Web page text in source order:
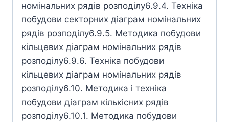
номінальних рядів розподілу6.9.4. Техніка
побудови секторних діаграм номінальних
рядів розподілу6.9.5. Методика побудови
кільцевих діаграм номінальних рядів
розподілу6.9.6. Техніка побудови
кільцевих діаграм номінальних рядів
розподілу6.10. Методика і техніка
побудови діаграм кількісних рядів
розподілу6.10.1. Методика побудови